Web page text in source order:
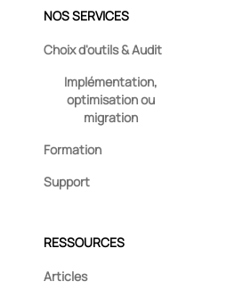
NOS SERVICES
Choix d'outils & Audit
Implémentation,
optimisation ou
migration
Formation
Support
RESSOURCES
Articles